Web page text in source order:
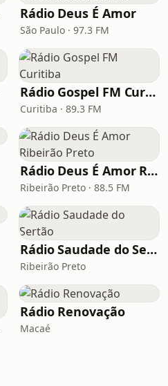
Rádio Deus É Amor
São Paulo · 97.3 FM
Rádio Gospel FM Curitiba
Curitiba · 89.3 FM
Rádio Deus É Amor Ribeirão Preto
Ribeirão Preto · 88.5 FM
Rádio Saudade do Sertão
Ribeirão Preto
Rádio Renovação
Macaé